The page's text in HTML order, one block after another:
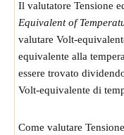
Il valutatore Tensione
Equivalent of
valutare Volt-
equivalente alla
essere trovato
Volt-equivalente di
Come valutare